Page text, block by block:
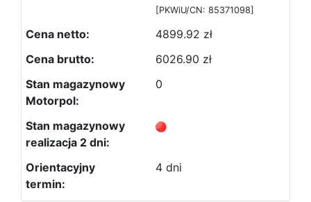
[PKWiU/CN: 85371098]
4899.92 zł
6026.90 zł
0
4 dni